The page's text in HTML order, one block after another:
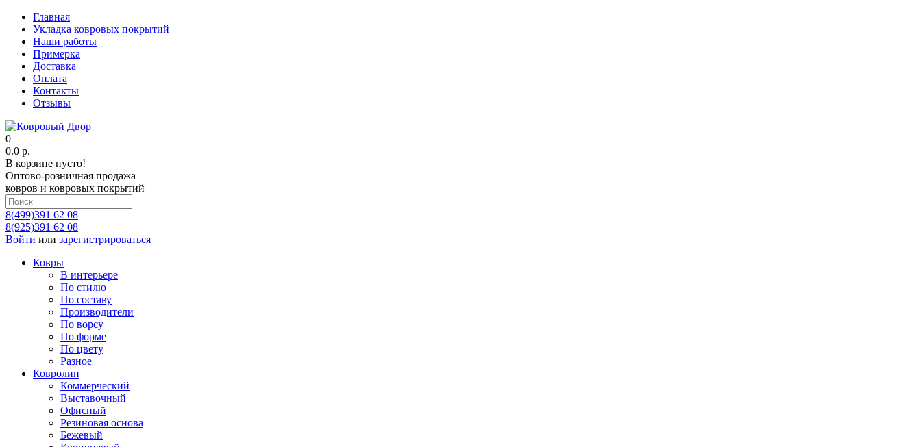
Главная
Укладка ковровых покрытий
Наши работы
Примерка
Доставка
Оплата
Контакты
Отзывы
0
0.0 р.
В корзине пусто!
Оптово-розничная продажа
ковров и ковровых покрытий
8(499)391 62 08
8(925)391 62 08
Войти или зарегистрироваться
Ковры
В интерьере
По стилю
По составу
Производители
По ворсу
По форме
По цвету
Разное
Ковролин
Коммерческий
Выставочный
Офисный
Резиновая основа
Бежевый